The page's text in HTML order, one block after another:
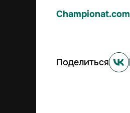
Championat.com
Поделиться